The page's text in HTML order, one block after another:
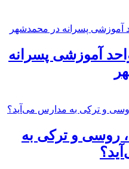
آموزشی پسرانه
روسی و ترکی به